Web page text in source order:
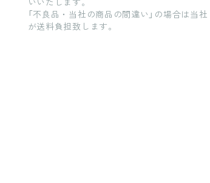
「不良品・当社の商品の間違い」の場合は当社
が送料負担致します。